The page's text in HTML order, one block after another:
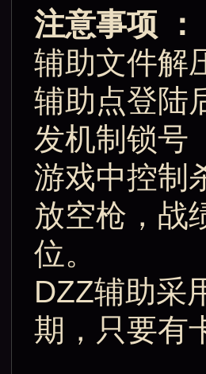
注意事项 ：
辅助文件解
辅助点登陆
发机制锁号
游戏中控制
放空枪，战
位。
DZZ辅助采
期，只要有